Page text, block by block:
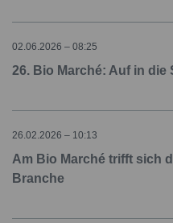
02.06.2026 – 08:25
26. Bio Marché: Auf in
26.02.2026 – 10:13
Am Bio Marché trifft sich
Branche